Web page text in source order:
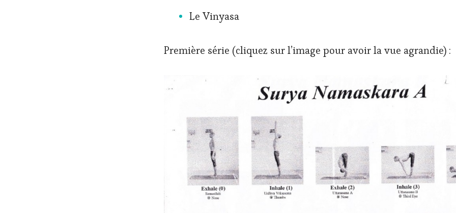
Le Vinyasa
Première série (cliquez sur l’image pour avoir la vue agrandie) :